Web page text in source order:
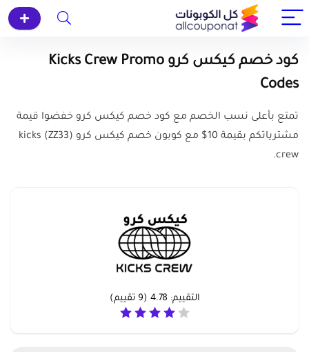
كود خصم كيكس كرو Kicks Crew Promo
Codes
تمتع بأعلى نسب الخصم مع كود خصم كيكس كرو خفضوا قيمة
مشترياتكم بقيمة 10$ مع كوبون خصم كيكس كرو (ZZ33) kicks
crew.
التقييم: 4.78
(
9 تقييم)